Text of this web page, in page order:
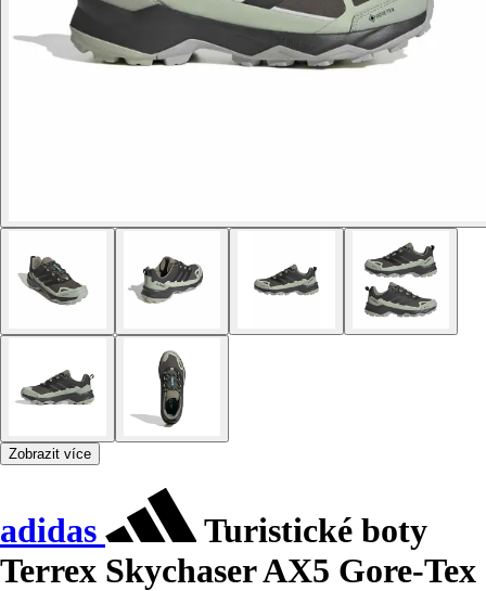
Zobrazit více
adidas
Turistické boty
Terrex Skychaser AX5 Gore-Tex